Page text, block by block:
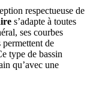
respectueuse de
s’adapte à toutes
ses courbes
permettent de
type de bassin
qu’avec une